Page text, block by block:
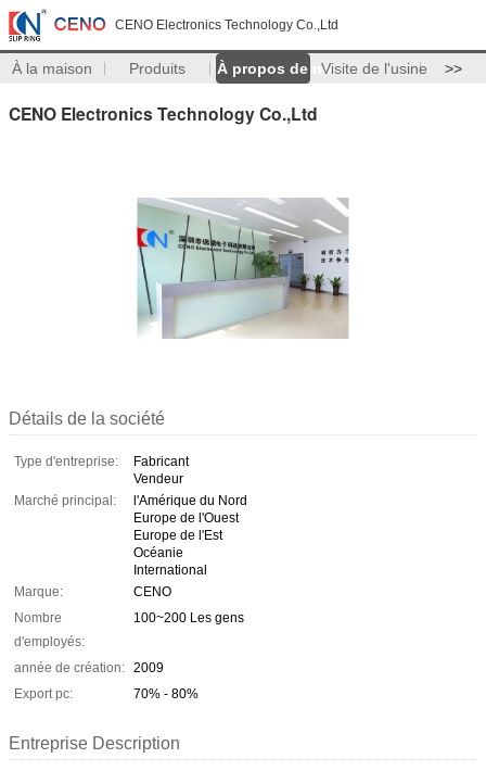
CENO Electronics Technology Co.,Ltd
À la maison Produits À propos de nousVisite de l'usine >>
CENO Electronics Technology Co.,Ltd
Détails de la société
Type d'entreprise:
Fabricant
Vendeur
Marché principal:
l'Amérique du Nord
Europe de l'Ouest
Europe de l'Est
Océanie
International
Marque:
CENO
Nombre
d'employés:
100~200 Les gens
année de création: 2009
Export pc:
70% - 80%
Entreprise Description